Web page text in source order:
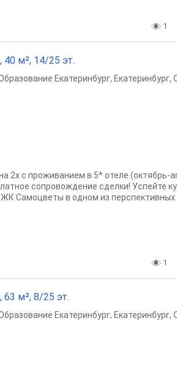
1
40 м², 14/25 эт.
Екатеринбург, Екатеринбург,
2х с проживанием в 5* отеле (октябрь-
сопровождение сделки! Успейте
Самоцветы в одном из перспективных
1
63 м², 8/25 эт.
Екатеринбург, Екатеринбург,